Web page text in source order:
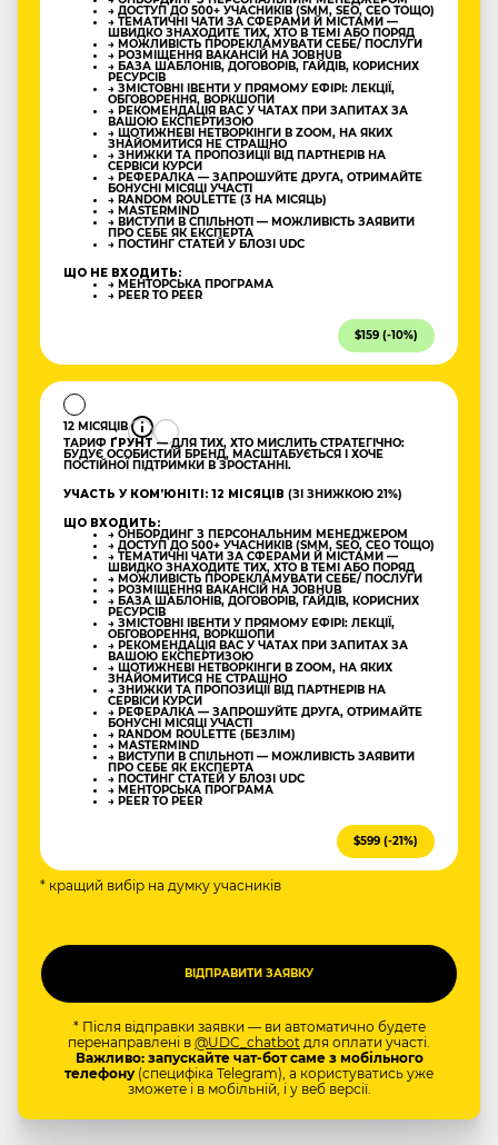
→ ДОСТУП ДО 500+ УЧАСНИКІВ (SMM, SEO, CEO ТОЩО)
→ ТЕМАТИЧНІ ЧАТИ ЗА СФЕРАМИ Й МІСТАМИ —
ШВИДКО ЗНАХОДИТЕ ТИХ, ХТО В ТЕМІ АБО ПОРЯД
→ МОЖЛИВІСТЬ ПРОРЕКЛАМУВАТИ СЕБЕ/ ПОСЛУГИ
→ РОЗМІЩЕННЯ ВАКАНСІЙ НА JOBHUB
→ БАЗА ШАБЛОНІВ, ДОГОВОРІВ, ГАЙДІВ, КОРИСНИХ
РЕСУРСІВ
→ ЗМІСТОВНІ ІВЕНТИ У ПРЯМОМУ ЕФІРІ: ЛЕКЦІЇ,
ОБГОВОРЕННЯ, ВОРКШОПИ
→ РЕКОМЕНДАЦІЯ ВАС У ЧАТАХ ПРИ ЗАПИТАХ ЗА
ВАШОЮ ЕКСПЕРТИЗОЮ
→ ЩОТИЖНЕВІ НЕТВОРКІНГИ В ZOOM, НА ЯКИХ
ЗНАЙОМИТИСЯ НЕ СТРАШНО
→ ЗНИЖКИ ТА ПРОПОЗИЦІЇ ВІД ПАРТНЕРІВ НА
СЕРВІСИ КУРСИ
→ РЕФЕРАЛКА — ЗАПРОШУЙТЕ ДРУГА, ОТРИМАЙТЕ
БОНУСНІ МІСЯЦІ УЧАСТІ
→ RANDOM ROULETTE (3 НА МІСЯЦЬ)
→ MASTERMIND
→ ВИСТУПИ В СПІЛЬНОТІ — МОЖЛИВІСТЬ ЗАЯВИТИ
ПРО СЕБЕ ЯК ЕКСПЕРТА
→ ПОСТИНГ СТАТЕЙ У БЛОЗІ UDC
ЩО НЕ ВХОДИТЬ:
→ МЕНТОРСЬКА ПРОГРАМА
→ PEER TO PEER
$159 (-10%)
12 МІСЯЦІВ
ТАРИФ ҐРУНТ — ДЛЯ ТИХ, ХТО МИСЛИТЬ СТРАТЕГІЧНО:
БУДУЄ ОСОБИСТИЙ БРЕНД, МАСШТАБУЄТЬСЯ І ХОЧЕ
ПОСТІЙНОЇ ПІДТРИМКИ В ЗРОСТАННІ.
УЧАСТЬ У КОМʼЮНІТІ: 12 МІСЯЦІВ (ЗІ ЗНИЖКОЮ 21%)
ЩО ВХОДИТЬ:
→ ОНБОРДИНГ З ПЕРСОНАЛЬНИМ МЕНЕДЖЕРОМ
→ ДОСТУП ДО 500+ УЧАСНИКІВ (SMM, SEO, CEO ТОЩО)
→ ТЕМАТИЧНІ ЧАТИ ЗА СФЕРАМИ Й МІСТАМИ —
ШВИДКО ЗНАХОДИТЕ ТИХ, ХТО В ТЕМІ АБО ПОРЯД
→ МОЖЛИВІСТЬ ПРОРЕКЛАМУВАТИ СЕБЕ/ ПОСЛУГИ
→ РОЗМІЩЕННЯ ВАКАНСІЙ НА JOBHUB
→ БАЗА ШАБЛОНІВ, ДОГОВОРІВ, ГАЙДІВ, КОРИСНИХ
РЕСУРСІВ
→ ЗМІСТОВНІ ІВЕНТИ У ПРЯМОМУ ЕФІРІ: ЛЕКЦІЇ,
ОБГОВОРЕННЯ, ВОРКШОПИ
→ РЕКОМЕНДАЦІЯ ВАС У ЧАТАХ ПРИ ЗАПИТАХ ЗА
ВАШОЮ ЕКСПЕРТИЗОЮ
→ ЩОТИЖНЕВІ НЕТВОРКІНГИ В ZOOM, НА ЯКИХ
ЗНАЙОМИТИСЯ НЕ СТРАШНО
→ ЗНИЖКИ ТА ПРОПОЗИЦІЇ ВІД ПАРТНЕРІВ НА
СЕРВІСИ КУРСИ
→ РЕФЕРАЛКА — ЗАПРОШУЙТЕ ДРУГА, ОТРИМАЙТЕ
БОНУСНІ МІСЯЦІ УЧАСТІ
→ RANDOM ROULETTE (БЕЗЛІМ)
→ MASTERMIND
→ ВИСТУПИ В СПІЛЬНОТІ — МОЖЛИВІСТЬ ЗАЯВИТИ
ПРО СЕБЕ ЯК ЕКСПЕРТА
→ ПОСТИНГ СТАТЕЙ У БЛОЗІ UDC
→ МЕНТОРСЬКА ПРОГРАМА
→ PEER TO PEER
$599 (-21%)
* кращий вибір на думку учасників
* Після відправки заявки — ви автоматично будете
перенаправлені в @UDC_chatbot для оплати участі.
Важливо: запускайте чат-бот саме з мобільного
телефону(специфіка Telegram), а користуватись уже
зможете і в мобільній, і у веб версії.